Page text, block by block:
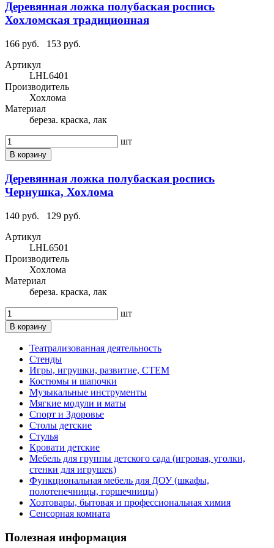
Деревянная ложка полубаская роспись
Хохломская традиционная
166 руб.
153 руб.
Артикул
LHL6401
Производитель
Хохлома
Материал
береза. краска, лак
шт
В корзину
Деревянная ложка полубаская роспись
Чернушка, Хохлома
140 руб.
129 руб.
Артикул
LHL6501
Производитель
Хохлома
Материал
береза. краска, лак
шт
В корзину
Театрализованная деятельность
Стенды
Игры, игрушки, развитие, СТЕМ
Костюмы и шапочки
Музыкальные инструменты
Мягкие модули и маты
Спорт и Здоровье
Столы детские
Стулья
Кровати детские
Мебель для группы детского сада (игровая, уголки,
стенки для игрушек)
Функциональная мебель для ДОУ (шкафы,
полотенечницы, горшечницы)
Хозтовары, бытовая и профессиональная химия
Сенсорная комната
Полезная информация